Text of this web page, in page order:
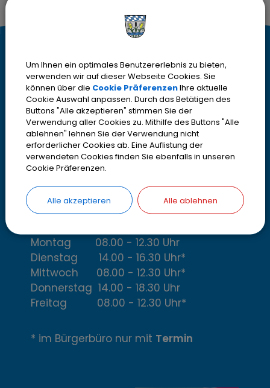
K
o
n
t
a
k
t
,
Ö
f
f
n
u
Stadt Olching
Rebhuhnstr. 18
82140 Olching
Telefon08142 200-2000
Telefax08142 200-4000
IBAN DE13700530700001952316
> Email oder Kontaktformular
Montag 08.00 - 12.30 Uhr
Dienstag 14.00 - 16.30 Uhr*
Mittwoch 08.00 - 12.30 Uhr*
Donnerstag 14.00 - 18.30 Uhr
Freitag 08.00 - 12.30 Uhr*
* im Bürgerbüro nur mit Termin
Um Ihnen ein optimales Benutzererlebnis zu bieten,
verwenden wir auf dieser Webseite Cookies. Sie
können über die Cookie PräferenzenIhre aktuelle
Cookie Auswahl anpassen. Durch das Betätigen des
Buttons "Alle akzeptieren" stimmen Sie der
Verwendung aller Cookies zu. Mithilfe des Buttons "Alle
ablehnen" lehnen Sie der Verwendung nicht
erforderlicher Cookies ab. Eine Auflistung der
verwendeten Cookies finden Sie ebenfalls in unseren
Cookie Präferenzen.
Alle akzeptieren Alle ablehnen